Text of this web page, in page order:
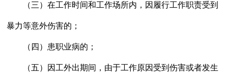
（三）在工作时间和工作场所内，因履行工作职责受到
暴力等意外伤害的；
（四）患职业病的；
（五）因工外出期间，由于工作原因受到伤害或者发生